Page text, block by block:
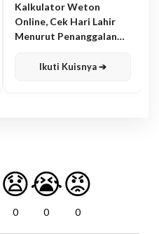
Kalkulator Weton
Online, Cek Hari Lahir
Menurut Penanggalan
Ikuti Kuisnya ➔
😧
0
😭
0
😡
0